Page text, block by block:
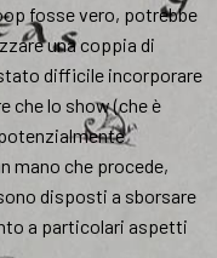
fosse vero, potrebbe
una coppia di
difficile incorporare
che lo show (che è
mano che procede,
disposti a sborsare
a particolari aspetti